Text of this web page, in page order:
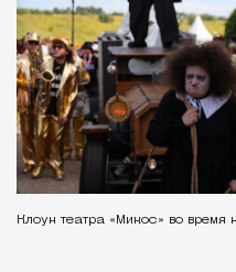
Клоун театра «Микос» во время